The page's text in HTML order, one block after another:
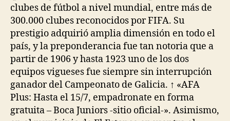
clubes de fútbol a nivel mundial, entre más de
300.000 clubes reconocidos por FIFA. Su
prestigio adquirió amplia dimensión en todo el
país, y la preponderancia fue tan notoria que a
partir de 1906 y hasta 1923 uno de los dos
equipos vigueses fue siempre sin interrupción
ganador del Campeonato de Galicia. ↑ «AFA
Plus: Hasta el 15/7, empadronate en forma
gratuita – Boca Juniors -sitio oficial-». Asimismo,